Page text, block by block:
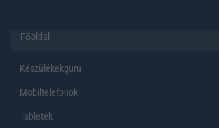
Főoldal
Készülékekguru
Mobiltelefonok
Tabletek